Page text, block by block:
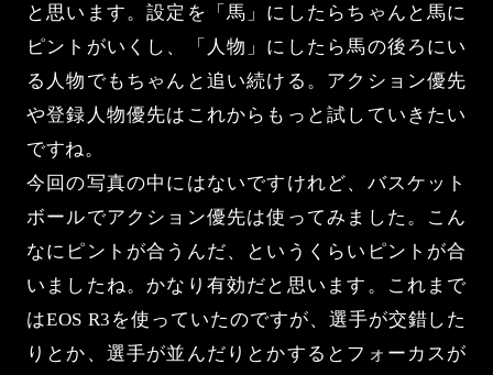
と思います。設定を「馬」にしたらちゃんと馬に
ピントがいくし、「人物」にしたら馬の後ろにい
る人物でもちゃんと追い続ける。アクション優先
や登録人物優先はこれからもっと試していきたい
ですね。
今回の写真の中にはないですけれど、バスケット
ボールでアクション優先は使ってみました。こん
なにピントが合うんだ、というくらいピントが合
いましたね。かなり有効だと思います。これまで
はEOS R3を使っていたのですが、選手が交錯した
りとか、選手が並んだりとかするとフォーカスが